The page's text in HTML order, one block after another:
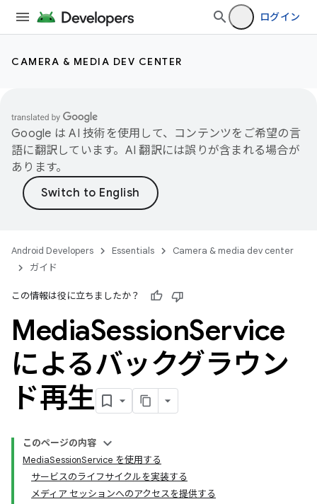
ログイン
CAMERA & MEDIA DEV CENTER
Google は AI 技術を使用して、コンテンツをご希望の言
語に翻訳しています。AI 翻訳には誤りが含まれる場合が
あります。
Android Developers Essentials
Camera & media dev center
ガイド
この情報は役に立ちましたか？
MediaSessionService
によるバックグラウン
ド再生
このページの内容
MediaSessionService を使用する
サービスのライフサイクルを実装する
メディア セッションへのアクセスを提供する